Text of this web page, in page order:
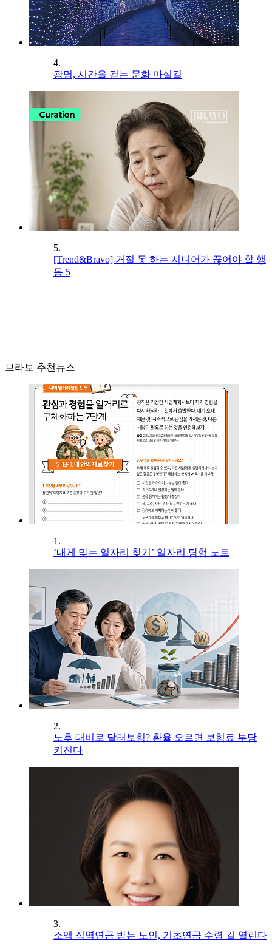
4.
광명, 시간을 걷는 문화 마실길
5.
[Trend&Bravo] 거절 못 하는 시니어가 끊어야 할 행
동 5
브라보 추천뉴스
1.
‘내게 맞는 일자리 찾기’ 일자리 탐험 노트
2.
노후 대비로 달러보험? 환율 오르면 보험료 부담
커진다
3.
소액 직역연금 받는 노인, 기초연금 수령 길 열린다